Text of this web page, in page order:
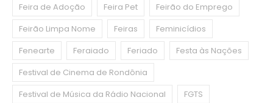
Feira de Adoção
Feira Pet
Feirão do Emprego
Feirão Limpa Nome
Feiras
Feminicídios
Fenearte
Feraiado Feriado
Festa às Nações
Festival de Cinema de Rondônia
Festival de Música da Rádio Nacional
FGTS